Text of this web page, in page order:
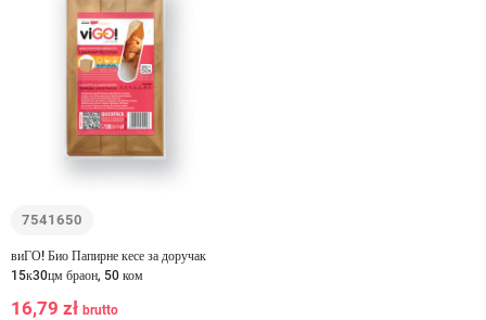
7541650
виГО! Био Папирне кесе за доручак
15к30цм браон, 50 ком
16,79 zł brutto